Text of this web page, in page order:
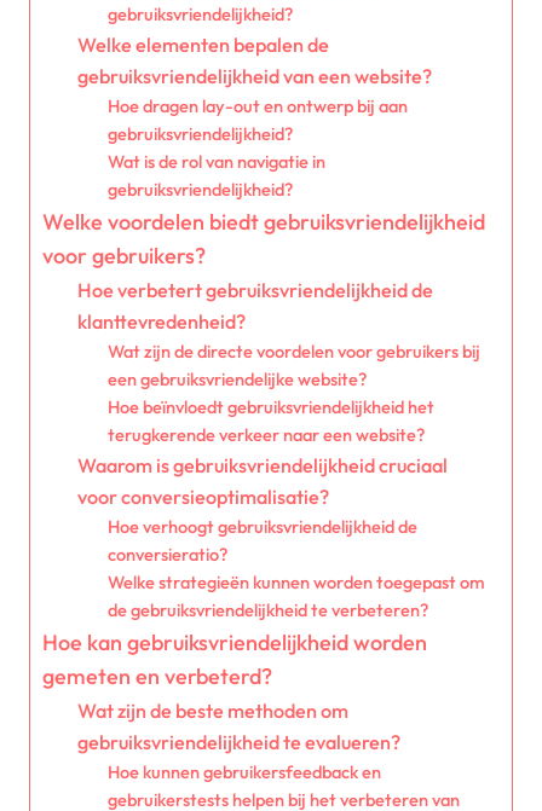
gebruiksvriendelijkheid?
Welke elementen bepalen de
gebruiksvriendelijkheid van een website?
Hoe dragen lay-out en ontwerp bij aan
gebruiksvriendelijkheid?
Wat is de rol van navigatie in
gebruiksvriendelijkheid?
Welke voordelen biedt gebruiksvriendelijkheid
voor gebruikers?
Hoe verbetert gebruiksvriendelijkheid de
klanttevredenheid?
Wat zijn de directe voordelen voor gebruikers bij
een gebruiksvriendelijke website?
Hoe beïnvloedt gebruiksvriendelijkheid het
terugkerende verkeer naar een website?
Waarom is gebruiksvriendelijkheid cruciaal
voor conversieoptimalisatie?
Hoe verhoogt gebruiksvriendelijkheid de
conversieratio?
Welke strategieën kunnen worden toegepast om
de gebruiksvriendelijkheid te verbeteren?
Hoe kan gebruiksvriendelijkheid worden
gemeten en verbeterd?
Wat zijn de beste methoden om
gebruiksvriendelijkheid te evalueren?
Hoe kunnen gebruikersfeedback en
gebruikerstests helpen bij het verbeteren van